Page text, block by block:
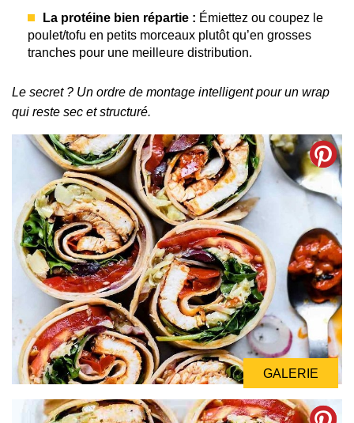
La protéine bien répartie : Émiettez ou coupez le
poulet/tofu en petits morceaux plutôt qu’en grosses
tranches pour une meilleure distribution.
Le secret ? Un ordre de montage intelligent pour un wrap
qui reste sec et structuré.
GALERIE